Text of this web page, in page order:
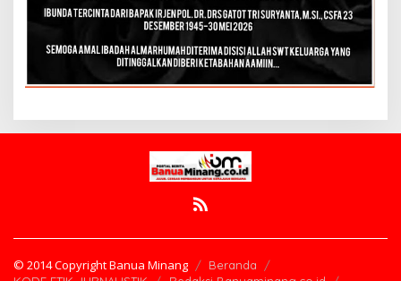
© 2014 Copyright Banua Minang
Beranda